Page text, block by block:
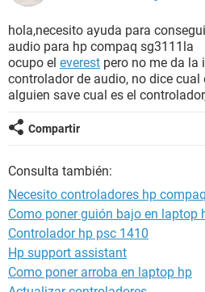
hola,necesito ayuda para
audio para hp compaq sg3111la
ocupo el everest pero no me da la
controlador de audio, no dice
alguien save cual es el
Compartir
Consulta también:
Necesito controladores hp
Como poner guión bajo en laptop
Controlador hp psc 1410
Hp support assistant
Como poner arroba en laptop hp